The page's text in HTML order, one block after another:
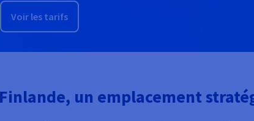
Voir les tarifs
un emplacement